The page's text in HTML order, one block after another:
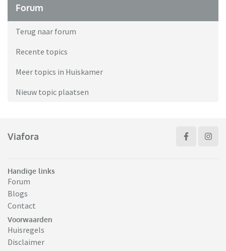
Forum
Terug naar forum
Recente topics
Meer topics in Huiskamer
Nieuw topic plaatsen
Viafora
Handige links
Forum
Blogs
Contact
Voorwaarden
Huisregels
Disclaimer